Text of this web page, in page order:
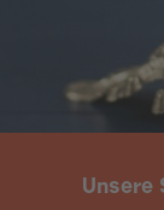
Unsere